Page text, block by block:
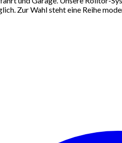
Zur Wahl steht eine Reihe